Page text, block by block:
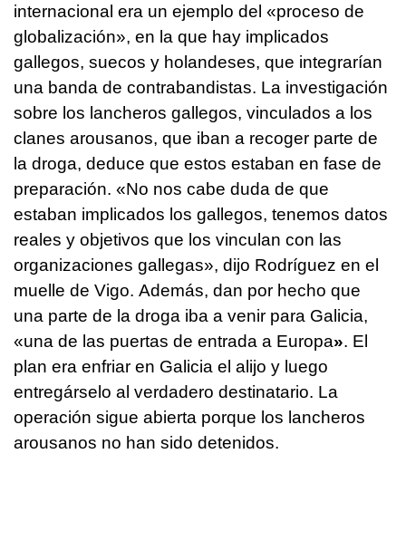
internacional era un ejemplo del «proceso de
globalización», en la que hay implicados
gallegos, suecos y holandeses, que integrarían
una banda de contrabandistas. La investigación
sobre los lancheros gallegos, vinculados a los
clanes arousanos, que iban a recoger parte de
la droga, deduce que estos estaban en fase de
preparación. «No nos cabe duda de que
estaban implicados los gallegos, tenemos datos
reales y objetivos que los vinculan con las
organizaciones gallegas», dijo Rodríguez en el
muelle de Vigo. Además, dan por hecho que
una parte de la droga iba a venir para Galicia,
«una de las puertas de entrada a Europa». El
plan era enfriar en Galicia el alijo y luego
entregárselo al verdadero destinatario. La
operación sigue abierta porque los lancheros
arousanos no han sido detenidos.